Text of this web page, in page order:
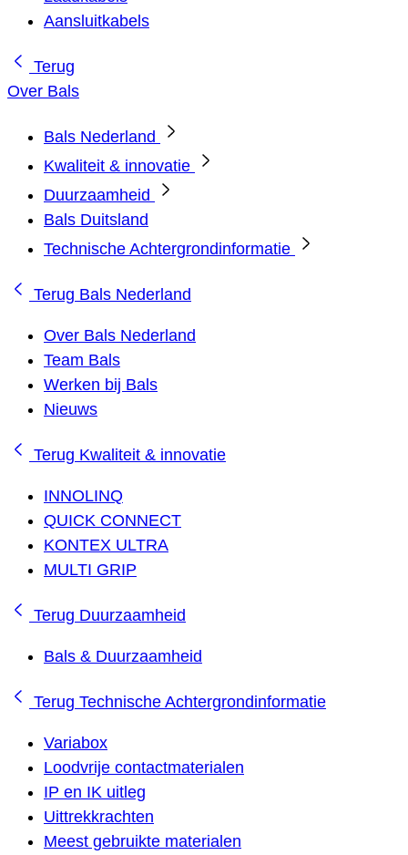
Aansluitkabels
Terug
Over Bals
Bals Nederland
Kwaliteit & innovatie
Duurzaamheid
Bals Duitsland
Technische Achtergrondinformatie
Terug Bals Nederland
Over Bals Nederland
Team Bals
Werken bij Bals
Nieuws
Terug Kwaliteit & innovatie
INNOLINQ
QUICK CONNECT
KONTEX ULTRA
MULTI GRIP
Terug Duurzaamheid
Bals & Duurzaamheid
Terug Technische Achtergrondinformatie
Variabox
Loodvrije contactmaterialen
IP en IK uitleg
Uittrekkrachten
Meest gebruikte materialen